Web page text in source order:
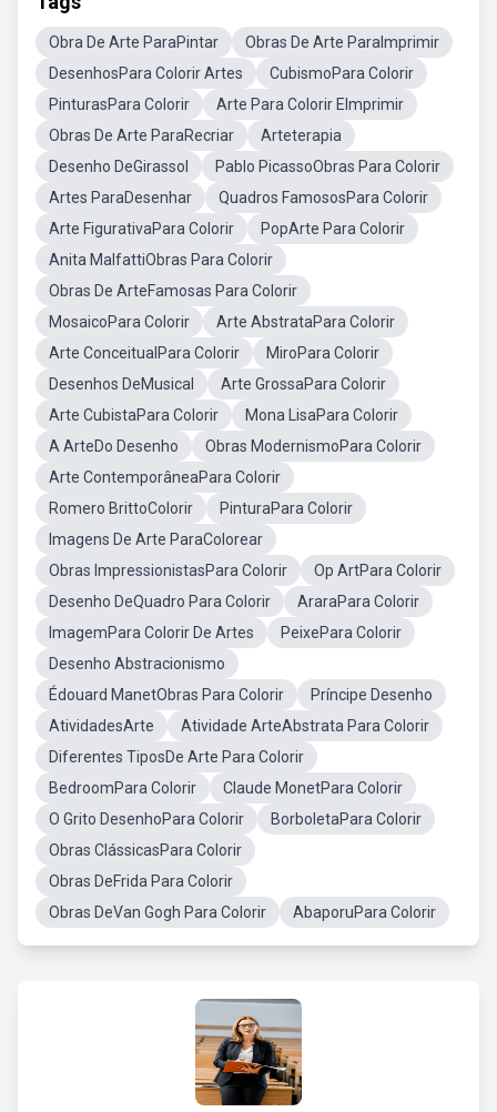
Obra De Arte ParaPintar
Obras De Arte ParaImprimir
DesenhosPara Colorir Artes
CubismoPara Colorir
PinturasPara Colorir
Arte Para Colorir EImprimir
Obras De Arte ParaRecriar
Arteterapia
Desenho DeGirassol
Pablo PicassoObras Para Colorir
Artes ParaDesenhar
Quadros FamososPara Colorir
Arte FigurativaPara Colorir
PopArte Para Colorir
Anita MalfattiObras Para Colorir
Obras De ArteFamosas Para Colorir
MosaicoPara Colorir
Arte AbstrataPara Colorir
Arte ConceitualPara Colorir
MiroPara Colorir
Desenhos DeMusical
Arte GrossaPara Colorir
Arte CubistaPara Colorir
Mona LisaPara Colorir
A ArteDo Desenho
Obras ModernismoPara Colorir
Arte ContemporâneaPara Colorir
Romero BrittoColorir
PinturaPara Colorir
Imagens De Arte ParaColorear
Obras ImpressionistasPara Colorir
Op ArtPara Colorir
Desenho DeQuadro Para Colorir
AraraPara Colorir
ImagemPara Colorir De Artes
PeixePara Colorir
Desenho Abstracionismo
Édouard ManetObras Para Colorir
Príncipe Desenho
AtividadesArte
Atividade ArteAbstrata Para Colorir
Diferentes TiposDe Arte Para Colorir
BedroomPara Colorir
Claude MonetPara Colorir
O Grito DesenhoPara Colorir
BorboletaPara Colorir
Obras ClássicasPara Colorir
Obras DeFrida Para Colorir
Obras DeVan Gogh Para Colorir
AbaporuPara Colorir